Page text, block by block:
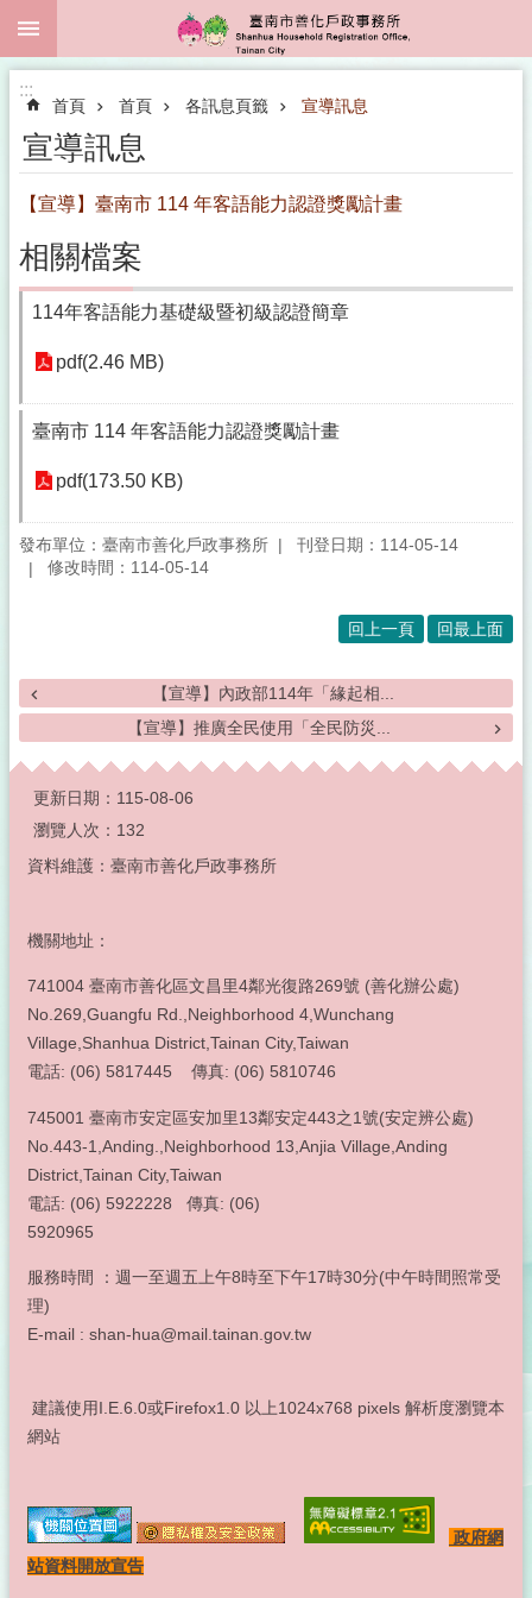
跳到主要內容區塊
:::
首頁 首頁 各訊息頁籤 宣導訊息
宣導訊息
【宣導】臺南市 114 年客語能力認證獎勵計畫
相關檔案
114年客語能力基礎級暨初級認證簡章
pdf(2.46 MB)
臺南市 114 年客語能力認證獎勵計畫
pdf(173.50 KB)
發布單位：臺南市善化戶政事務所
刊登日期：114-05-14
修改時間：114-05-14
回上一頁 回最上面
【宣導】內政部114年「緣起相...
【宣導】推廣全民使用「全民防災...
:::
更新日期： 115-08-06
瀏覽人次： 132
資料維護：臺南市善化戶政事務所
機關地址：
741004 臺南市善化區文昌里4鄰光復路269號 (善化辦公處)
No.269,Guangfu Rd.,Neighborhood 4,Wunchang
Village,Shanhua District,Tainan City,Taiwan
電話: (06) 5817445 傳真: (06) 5810746
745001 臺南市安定區安加里13鄰安定443之1號(安定辨公處)
No.443-1,Anding.,Neighborhood 13,Anjia Village,Anding
District,Tainan City,Taiwan
電話: (06) 5922228 傳真: (06)
5920965
服務時間 ：週一至週五上午8時至下午17時30分(中午時間照常受
理)
E-mail : shan-hua@mail.tainan.gov.tw
建議使用I.E.6.0或Firefox1.0 以上1024x768 pixels 解析度瀏覽本
網站
政府網
站資料開放宣告